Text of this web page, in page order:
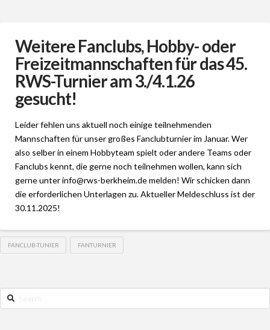
Weitere Fanclubs, Hobby- oder
Freizeitmannschaften für das 45.
RWS-Turnier am 3./4.1.26
gesucht!
Leider fehlen uns aktuell noch einige teilnehmenden
Mannschaften für unser großes Fanclubturnier im Januar. Wer
also selber in einem Hobbyteam spielt oder andere Teams oder
Fanclubs kennt, die gerne noch teilnehmen wollen, kann sich
gerne unter info@rws-berkheim.de melden! Wir schicken dann
die erforderlichen Unterlagen zu. Aktueller Meldeschluss ist der
30.11.2025!
FANCLUB-TUNIER FANTURNIER
Search